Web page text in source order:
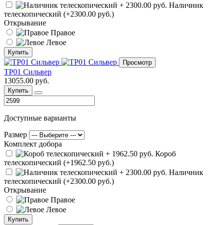
Наличник
телескопический (+2300.00 руб.)
Открывание
Правое
Левое
Купить
Просмотр
ТР01 Сильвер
13055.00 руб.
Купить
Доступные варианты
Размер
Комплект добора
Короб
телескопический (+1962.50 руб.)
Наличник
телескопический (+2300.00 руб.)
Открывание
Правое
Левое
Купить